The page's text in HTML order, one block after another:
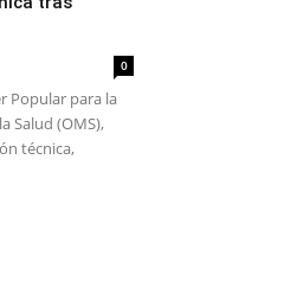
0
Popular para la
Salud (OMS),
técnica,